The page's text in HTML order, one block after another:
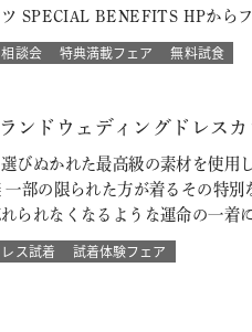
ツ SPECIAL BENEFITS HPから
相談会 特典満載フェア 無料試食
ンドウェディングドレス
びぬかれた最高級の素材を使用
一部の限られた方が着るその特
られなくなるような運命の一
レス試着
試着体験フェア